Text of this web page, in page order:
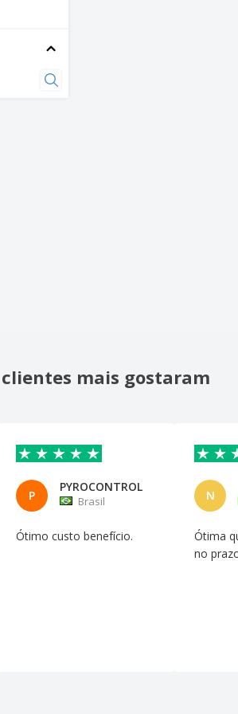
clientes mais gostaram
P
PYROCONTROL
Brasil
Ótimo custo benefício.
N
Ótima
no